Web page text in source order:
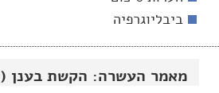
מאמר העשרה: הקשת בענן (Rainbow)
ביבליוגרפיה